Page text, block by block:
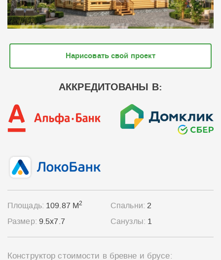
Нарисовать свой проект
АККРЕДИТОВАНЫ В:
Площадь: 109.87 М2
Размер: 9.5x7.7
Спальни:2
Санузлы: 1
Конструктор стоимости в бревне и брусе: